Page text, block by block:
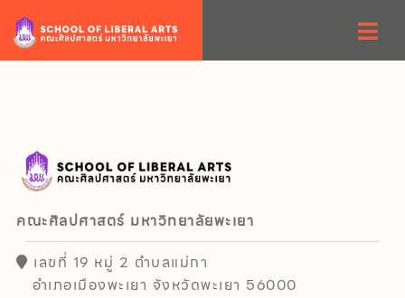
คณะศิลปศาสตร์ มหาวิทยาลัยพะเยา
เลขที่ 19 หมู่ 2 ตำบลแม่กา
อำเภอเมืองพะเยา จังหวัดพะเยา 56000